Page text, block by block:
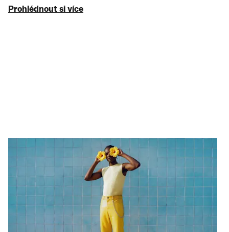
Prohlédnout si více
Skvělý styl bez námahy
Považujte nás za svůj definitivníonline outlet
. Ať už hledáte
pánské oděvy
nebo konkrétní
Michael Kors, ceny jsme snížili až o 75 % oproti
DMOC. Žádné zbytečnosti – jen značky, které opravdu chcete,
včetně
Tommy Hilfiger a Lacoste.